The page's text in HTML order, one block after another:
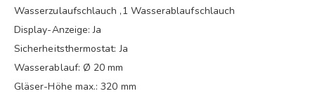
Wasserzulaufschlauch ,1 Wasserablaufschlauch
Display-Anzeige: Ja
Sicherheitsthermostat: Ja
Wasserablauf: Ø 20 mm
Gläser-Höhe max.: 320 mm